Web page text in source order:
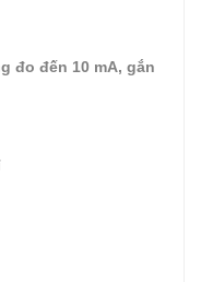
đo đến 10 mA, gắn